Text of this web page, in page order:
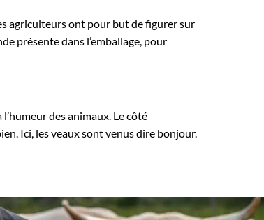
agriculteurs ont pour but de figurer sur
présente dans l’emballage, pour
des animaux. Le côté
Ici, les veaux sont venus dire bonjour.